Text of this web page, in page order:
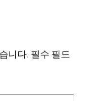
니다. 필수 필드